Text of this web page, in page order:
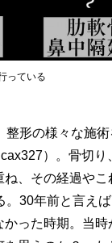
っている
形の様々な施術
）。骨切
、その経過やこ
。30年前と言え
かった時期。当